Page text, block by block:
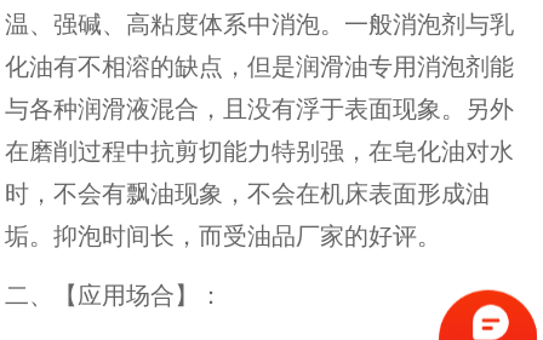
温、强碱、高粘度体系中消泡。一般消泡剂与乳
化油有不相溶的缺点，但是润滑油专用消泡剂能
与各种润滑液混合，且没有浮于表面现象。另外
在磨削过程中抗剪切能力特别强，在皂化油对水
时，不会有飘油现象，不会在机床表面形成油
垢。抑泡时间长，而受油品厂家的好评。
二、【应用场合】：